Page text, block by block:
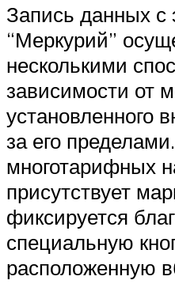
Запись данных с
“Меркурий”
несколькими
зависимости от
установленного
за его
многотарифных
присутствует
фиксируется
специальную
расположенную